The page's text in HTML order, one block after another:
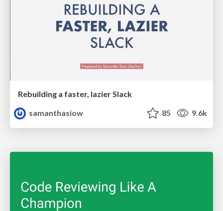
Rebuilding a faster, lazier Slack
samanthasiow
85 9.6k